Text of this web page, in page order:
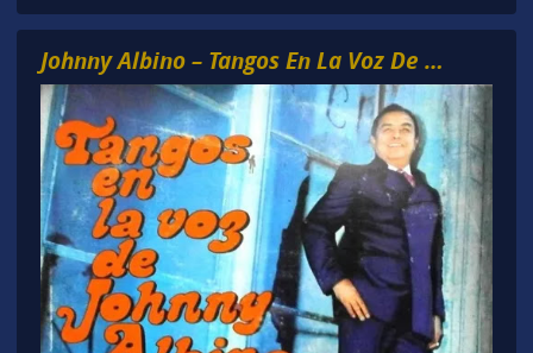
Johnny Albino – Tangos En La Voz De …